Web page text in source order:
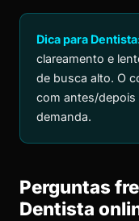
Dica para
clareamento e
de busca alto. O
com antes/depois
demanda.
Perguntas
Dentista